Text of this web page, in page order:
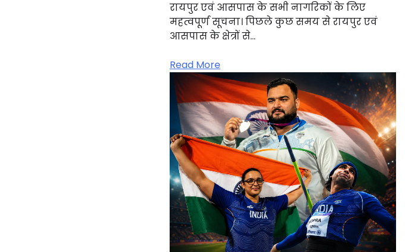
रायपुर एवं आसपास के सभी नागरिकों के लिए
महत्वपूर्ण सूचना। पिछले कुछ समय से रायपुर एवं
आसपास के क्षेत्रों से…
Read More